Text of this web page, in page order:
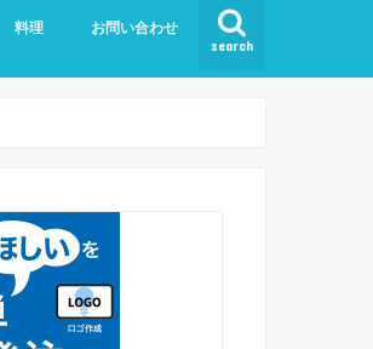
search
料理 お問い合わせ